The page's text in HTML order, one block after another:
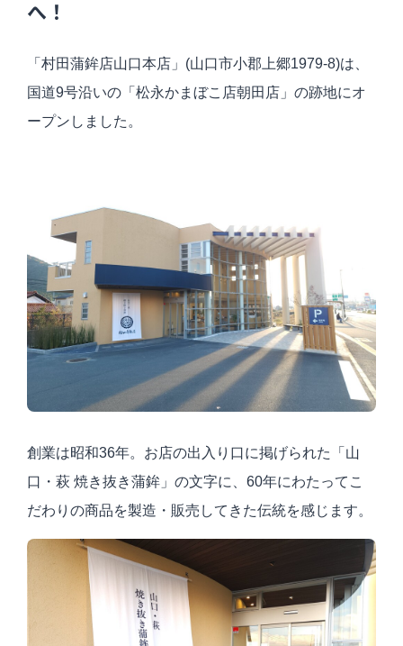
へ！
「村田蒲鉾店山口本店」 (山口市小郡上郷1979-8)は、
国道9号沿いの「松永かまぼこ店朝田店」の跡地にオ
ープンしました。
創業は昭和36年。お店の出入り口に掲げられた「山
口・萩 焼き抜き蒲鉾」の文字に、 60年にわたってこ
だわりの商品を製造・販売してきた伝統を感じます。